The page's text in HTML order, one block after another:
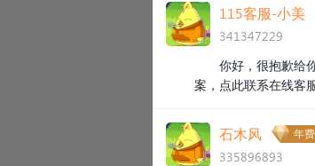
115客服-小美
341347229
你好，很抱歉给
案，点此联系在线客
石木风 年
335896893